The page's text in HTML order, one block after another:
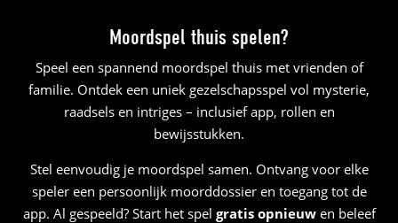
Moordspel thuis spelen?
Speel een spannend moordspel thuis met vrienden of
familie. Ontdek een uniek gezelschapsspel vol mysterie,
raadsels en intriges – inclusief app, rollen en
bewijsstukken.
Stel eenvoudig je moordspel samen. Ontvang voor elke
speler een persoonlijk moorddossier en toegang tot de
app. Al gespeeld? Start het spel gratis opnieuwen beleef